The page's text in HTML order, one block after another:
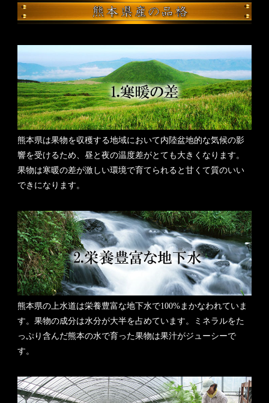
熊本県は果物を収穫する地域において内陸盆地的な気候の影
響を受けるため、昼と夜の温度差がとても大きくなります。
果物は寒暖の差が激しい環境で育てられると甘くて質のいい
できになります。
熊本県の上水道は栄養豊富な地下水で100%まかなわれていま
す。果物の成分は水分が大半を占めています。ミネラルをた
っぷり含んだ熊本の水で育った果物は果汁がジューシーで
す。